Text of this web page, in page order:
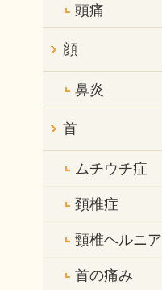
頭痛
顔
鼻炎
首
ムチウチ症
頚椎症
頸椎ヘルニア
首の痛み